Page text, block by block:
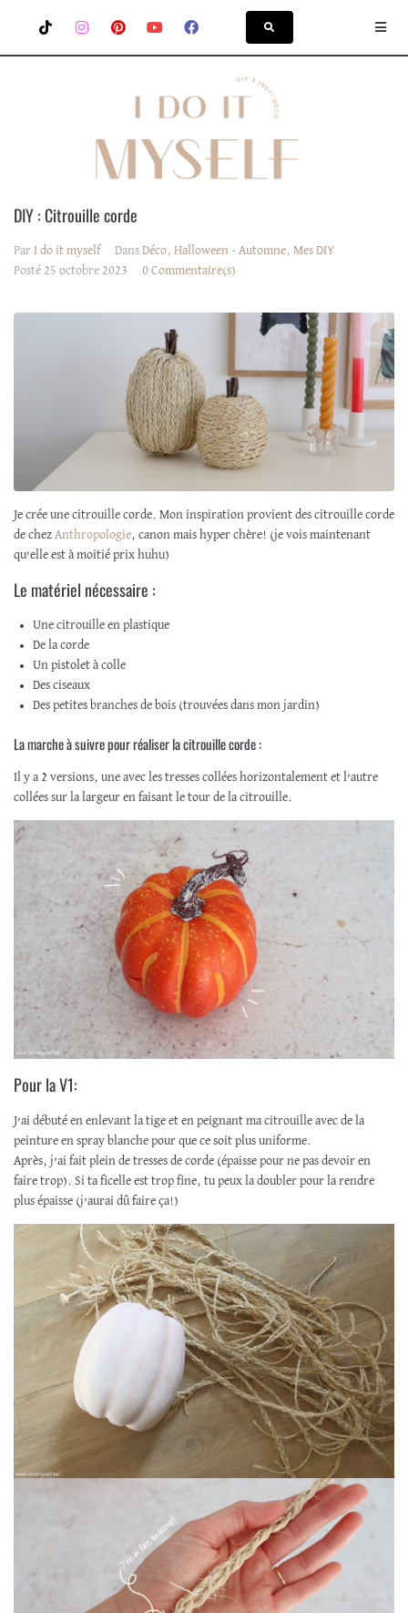
DIY : Citrouille corde
Par I do it myself Dans Déco, Halloween - Automne, Mes DIY
Posté 25 octobre 2023 0 Commentaire(s)
Je crée une citrouille corde. Mon inspiration provient des citrouille corde
de chez Anthropologie, canon mais hyper chère! (je vois maintenant
qu’elle est à moitié prix huhu)
Le matériel nécessaire :
Une citrouille en plastique
De la corde
Un pistolet à colle
Des ciseaux
Des petites branches de bois (trouvées dans mon jardin)
La marche à suivre pour réaliser la citrouille corde :
Il y a 2 versions, une avec les tresses collées horizontalement et l’autre
collées sur la largeur en faisant le tour de la citrouille.
Pour la V1:
J’ai débuté en enlevant la tige et en peignant ma citrouille avec de la
peinture en spray blanche pour que ce soit plus uniforme.
Après, j’ai fait plein de tresses de corde (épaisse pour ne pas devoir en
faire trop). Si ta ficelle est trop fine, tu peux la doubler pour la rendre
plus épaisse (j’aurai dû faire ça!)